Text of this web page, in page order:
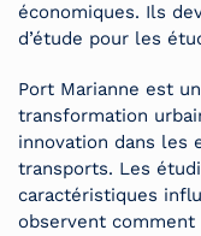
économiques. Ils
d’étude pour les
Port Marianne est
transformation
innovation dans les
transports. Les
caractéristiques
observent